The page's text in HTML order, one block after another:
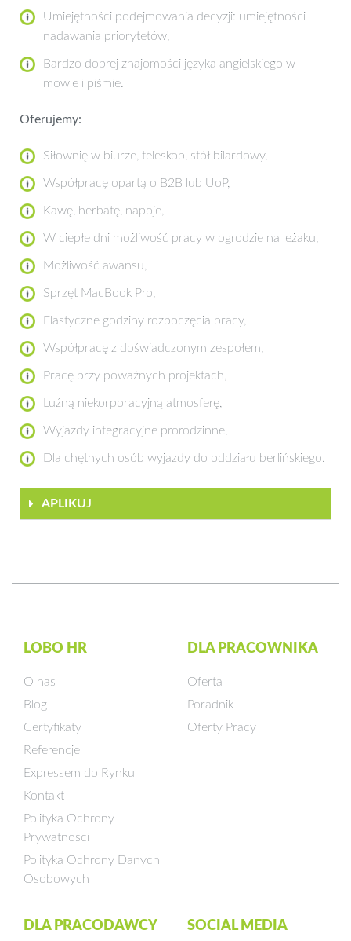
Umiejętności podejmowania decyzji: umiejętności
nadawania priorytetów,
Bardzo dobrej znajomości języka angielskiego w
mowie i piśmie.
Oferujemy:
Siłownię w biurze, teleskop, stół bilardowy,
Współpracę opartą o B2B lub UoP,
Kawę, herbatę, napoje,
W ciepłe dni możliwość pracy w ogrodzie na leżaku,
Możliwość awansu,
Sprzęt MacBook Pro,
Elastyczne godziny rozpoczęcia pracy,
Współpracę z doświadczonym zespołem,
Pracę przy poważnych projektach,
Luźną niekorporacyjną atmosferę,
Wyjazdy integracyjne prorodzinne,
Dla chętnych osób wyjazdy do oddziału berlińskiego.
APLIKUJ
LOBO HR
O nas
Blog
Certyfikaty
Referencje
Expressem do Rynku
Kontakt
Polityka Ochrony
Prywatności
Polityka Ochrony Danych
Osobowych
DLA PRACOWNIKA
Oferta
Poradnik
Oferty Pracy
DLA PRACODAWCY SOCIAL MEDIA